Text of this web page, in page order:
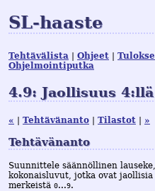
SL-haaste
Tehtävälista Ohjeet
Ohjelmointiputka
4.9: Jaollisuus 4:llä
« Tehtävänanto Tilastot »
Tehtävänanto
Suunnittele säännöllinen
kokonaisluvut, jotka ovat
merkeistä 0...9.